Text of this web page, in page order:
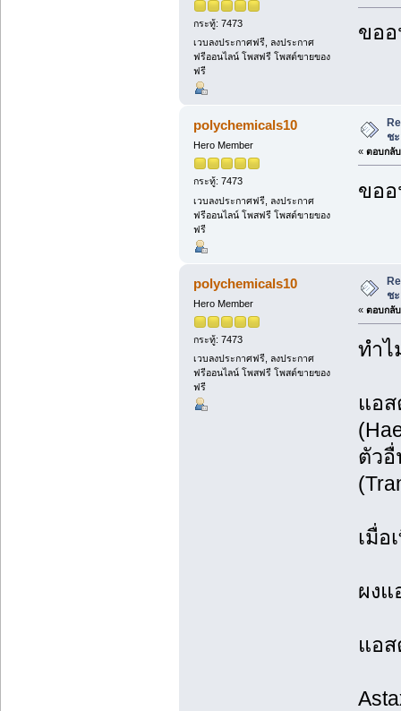
กระทู้: 7473
เวบลงประกาศฟรี, ลงประกาศ
ฟรีออนไลน์ โพสฟรี โพสต์ขายของ
ฟรี
ขอ
polychemicals10
Hero Member
กระทู้: 7473
เวบลงประกาศฟรี, ลงประกาศ
ฟรีออนไลน์ โพสฟรี โพสต์ขายของ
ฟรี
ช
« ตอบกลั
ขอ
polychemicals10
Hero Member
กระทู้: 7473
เวบลงประกาศฟรี, ลงประกาศ
ฟรีออนไลน์ โพสฟรี โพสต์ขายของ
ฟรี
ช
« ตอบกลั
ทำไ
แอ
ตัวอื่
เมื่
ผงแ
แอส